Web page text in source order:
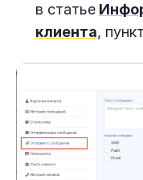
в статье
клиента, пункт